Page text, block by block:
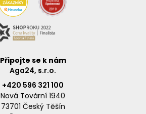
Připojte se k nám
Aga24, s.r.o.
+420 596 321 100
Nová Tovární 1940
73701 Český Těšín